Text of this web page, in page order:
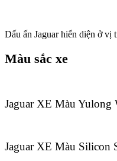
Dấu ấn Jaguar hiển diện ở vị
Màu sắc xe
Jaguar XE Màu Yulong
Jaguar XE Màu Silicon